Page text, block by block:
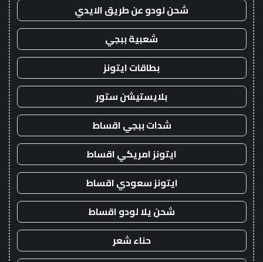
شحن لودو عن طريق الايدي
شعبية ببجي
بطاقات ايتونز
بلايستيشن ستور
شدات ببجي اقساط
ايتونز امريكي اقساط
ايتونز سعودي اقساط
شحن يلا لودو اقساط
حناء شعر